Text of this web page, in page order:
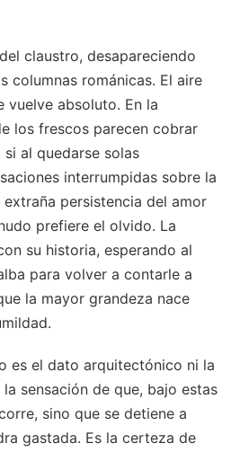
claustro, desapareciendo
columnas románicas. El aire
vuelve absoluto. En la
los frescos parecen cobrar
al quedarse solas
interrumpidas sobre la
persistencia del amor
prefiere el olvido. La
su historia, esperando al
para volver a contarle a
la mayor grandeza nace
es el dato arquitectónico ni la
sensación de que, bajo estas
sino que se detiene a
gastada. Es la certeza de